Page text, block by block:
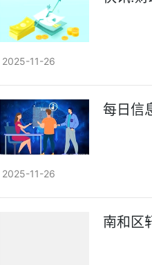
2025-11-26
每日信
2025-11-26
南和区